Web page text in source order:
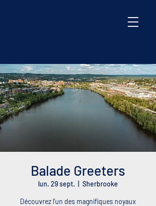
Balade Greeters
lun. 29 sept. Sherbrooke
Découvrez l’un des magnifiques noyaux